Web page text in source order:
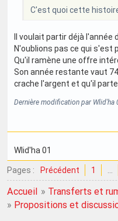
C'est quoi cette
Il voulait partir déjà l'année
N'oublions pas ce qui s'est
Qu'il ramène une offre
Son année restante vaut
crache l'argent et qu'il
Dernière modification par
Wlid'ha 01
Pages : Précédent 1
Accueil » Transferts et
» Propositions et